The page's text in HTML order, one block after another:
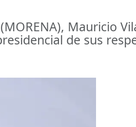
Mauricio
de sus